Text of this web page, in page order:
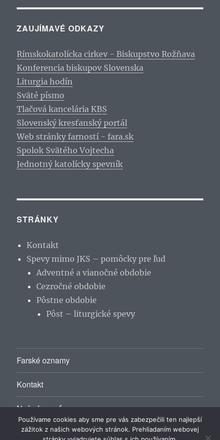
ZAUJÍMAVÉ ODKAZY
Rímskokatolícka cirkev - Biskupstvo Rožňava
Konferencia biskupov Slovenska
Liturgia hodín
Sväté písmo
Tlačová kancelária KBS
Slovenský kresťanský portál
Web stránky farností - fara.sk
Spolok Svätého Vojtecha
Jednotný katolícky spevník
STRÁNKY
Kontakt
Spevy mimo JKS – pomôcky pre ľud
Adventné a vianočné obdobie
Cezročné obdobie
Pôstne obdobie
Pôst – liturgické spevy
Farské oznamy
Kontakt
Naša farnosť
Používame cookies aby sme pre vás zabezpečili ten najlepší
zážitok z našich webových stránok. Prehliadaním webovej